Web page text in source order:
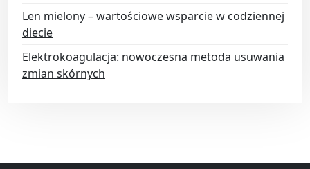
Len mielony – wartościowe wsparcie w codziennej
diecie
Elektrokoagulacja: nowoczesna metoda usuwania
zmian skórnych